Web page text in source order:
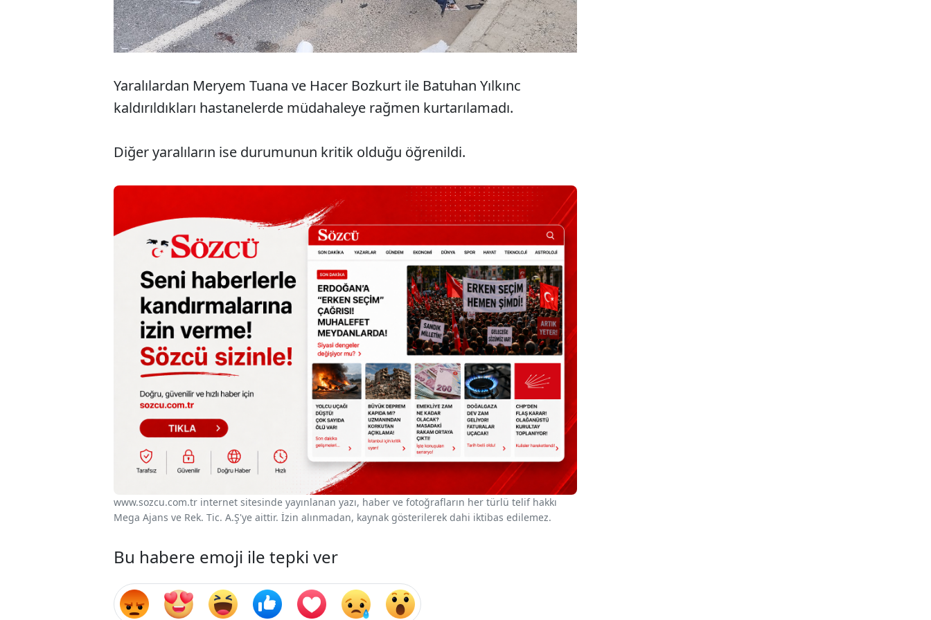
Yaralılardan Meryem Tuana ve Hacer Bozkurt ile Batuhan Yılkınc
kaldırıldıkları hastanelerde müdahaleye rağmen kurtarılamadı.
Diğer yaralıların ise durumunun kritik olduğu öğrenildi.
www.sozcu.com.tr internet sitesinde yayınlanan yazı, haber ve fotoğrafların her türlü telif hakkı
Mega Ajans ve Rek. Tic. A.Ş'ye aittir. İzin alınmadan, kaynak gösterilerek dahi iktibas edilemez.
Bu habere emoji ile tepki ver